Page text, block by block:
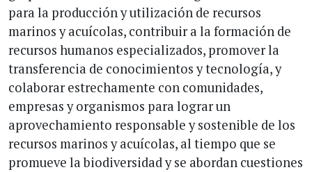
para la producción y utilización de recursos
marinos y acuícolas, contribuir a la formación de
recursos humanos especializados, promover la
transferencia de conocimientos y tecnología, y
colaborar estrechamente con comunidades,
empresas y organismos para lograr un
aprovechamiento responsable y sostenible de los
recursos marinos y acuícolas, al tiempo que se
promueve la biodiversidad y se abordan cuestiones